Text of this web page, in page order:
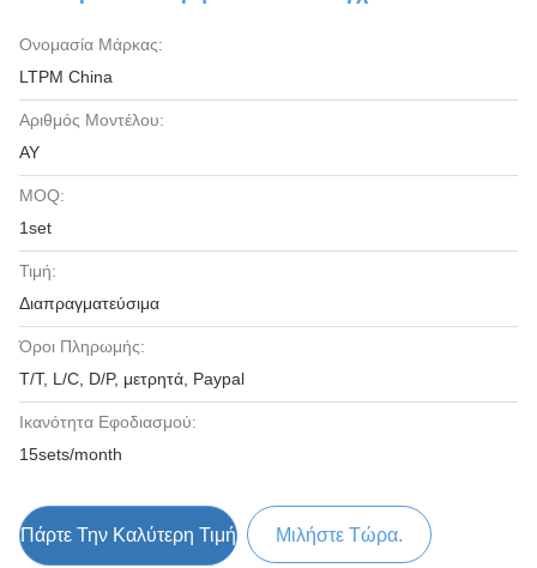
Ονομασία Μάρκας:
LTPM China
Αριθμός Μοντέλου:
AY
MOQ:
1set
Τιμή:
Διαπραγματεύσιμα
Όροι Πληρωμής:
T/T, L/C, D/P, μετρητά, Paypal
Ικανότητα Εφοδιασμού:
15sets/month
Πάρτε Την Καλύτερη Τιμή Μιλήστε Τώρα.